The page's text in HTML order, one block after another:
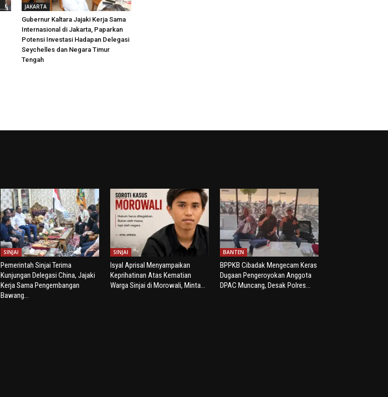
JAKARTA
Gubernur Kaltara Jajaki Kerja Sama
Internasional di Jakarta, Paparkan
Potensi Investasi Hadapan Delegasi
Seychelles dan Negara Timur
Tengah
SINJAI
Pemerintah Sinjai Terima
Kunjungan Delegasi China, Jajaki
Kerja Sama Pengembangan
Bawang...
SINJAI
Isyal Aprisal Menyampaikan
Keprihatinan Atas Kematian
Warga Sinjai di Morowali, Minta...
BANTEN
BPPKB Cibadak Mengecam Keras
Dugaan Pengeroyokan Anggota
DPAC Muncang, Desak Polres...